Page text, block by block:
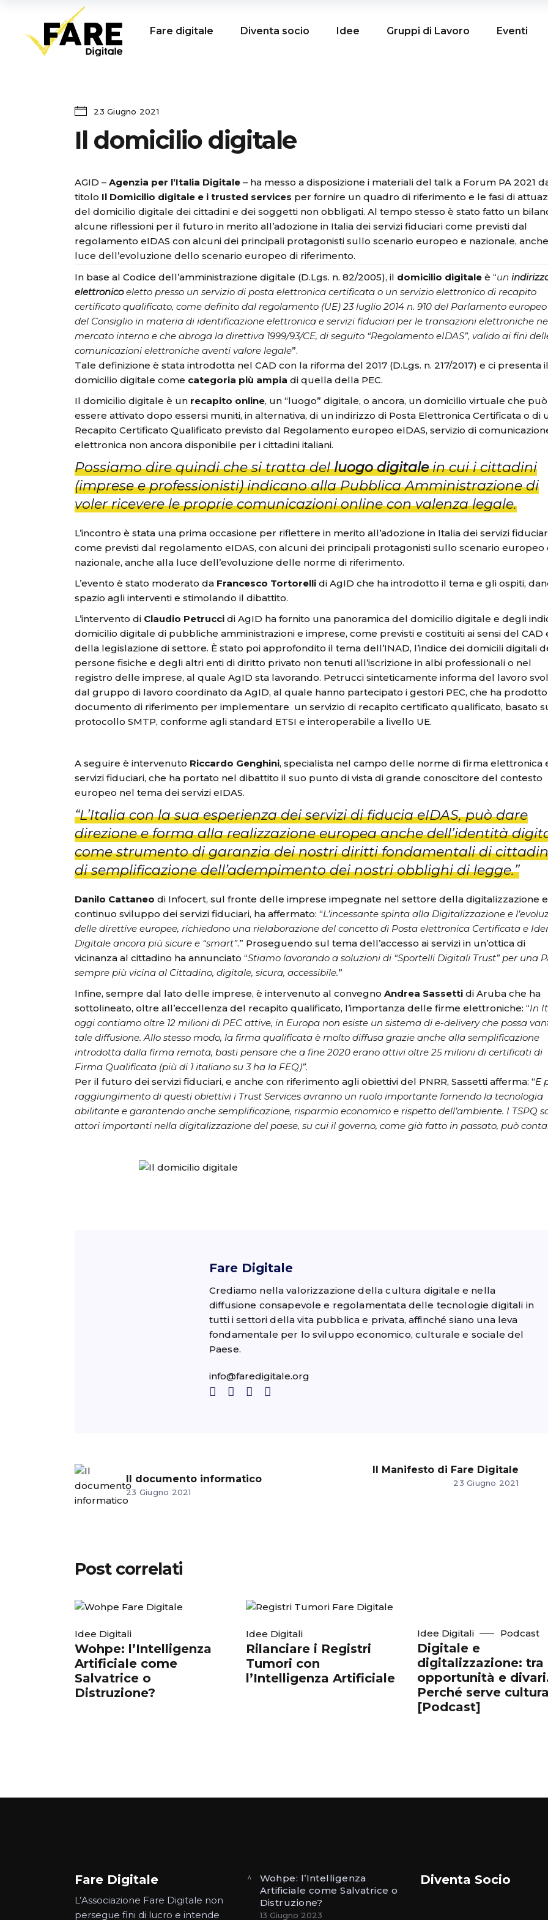
Fare digitale Diventa socio Idee Gruppi di Lavoro Eventi
23 Giugno 2021
Il domicilio digitale
AGID – Agenzia per l’Italia Digitale – ha messo a disposizione i materiali del talk a Forum PA 2021
titolo Il Domicilio digitale e i trusted services per fornire un quadro di riferimento e le fasi di
del domicilio digitale dei cittadini e dei soggetti non obbligati. Al tempo stesso è stato fatto un
alcune riflessioni per il futuro in merito all’adozione in Italia dei servizi fiduciari come previsti dal
regolamento eIDAS con alcuni dei principali protagonisti sullo scenario europeo e nazionale,
luce dell’evoluzione dello scenario europeo di riferimento.
In base al Codice dell’amministrazione digitale (D.Lgs. n. 82/2005), il domicilio digitale è “un
elettronicoeletto presso un servizio di posta elettronica certificata o un servizio elettronico di recapito
certificato qualificato, come definito dal regolamento (UE) 23 luglio 2014 n. 910 del Parlamento
del Consiglio in materia di identificazione elettronica e servizi fiduciari per le transazioni elettroniche
mercato interno e che abroga la direttiva 1999/93/CE, di seguito “Regolamento eIDAS”, valido ai fini
comunicazioni elettroniche aventi valore legale”.
Tale definizione è stata introdotta nel CAD con la riforma del 2017 (D.Lgs. n. 217/2017) e ci presenta il
domicilio digitale come categoria più ampia di quella della PEC.
Il domicilio digitale è un recapito online, un “luogo” digitale, o ancora, un domicilio virtuale che può
essere attivato dopo essersi muniti, in alternativa, di un indirizzo di Posta Elettronica Certificata o di
Recapito Certificato Qualificato previsto dal Regolamento europeo eIDAS, servizio di
elettronica non ancora disponibile per i cittadini italiani.
Possiamo dire quindi che si tratta delluogo digitalein cui i cittadini
(imprese e professionisti) indicano alla Pubblica Amministrazione di
voler ricevere le proprie comunicazioni online con valenza legale.
L’incontro è stata una prima occasione per riflettere in merito all’adozione in Italia dei servizi
come previsti dal regolamento eIDAS, con alcuni dei principali protagonisti sullo scenario europeo
nazionale, anche alla luce dell’evoluzione delle norme di riferimento.
L’evento è stato moderato da Francesco Tortorelli di AgID che ha introdotto il tema e gli ospiti,
spazio agli interventi e stimolando il dibattito.
L’intervento di Claudio Petrucci di AgID ha fornito una panoramica del domicilio digitale e degli
domicilio digitale di pubbliche amministrazioni e imprese, come previsti e costituiti ai sensi del CAD
della legislazione di settore. È stato poi approfondito il tema dell’INAD, l’indice dei domicili digitali
persone fisiche e degli altri enti di diritto privato non tenuti all’iscrizione in albi professionali o nel
registro delle imprese, al quale AgID sta lavorando. Petrucci sinteticamente informa del lavoro
dal gruppo di lavoro coordinato da AgID, al quale hanno partecipato i gestori PEC, che ha
documento di riferimento per implementare un servizio di recapito certificato qualificato, basato
protocollo SMTP, conforme agli standard ETSI e interoperabile a livello UE.
A seguire è intervenuto Riccardo Genghini, specialista nel campo delle norme di firma elettronica
servizi fiduciari, che ha portato nel dibattito il suo punto di vista di grande conoscitore del contesto
europeo nel tema dei servizi eIDAS.
“L’Italia con la sua esperienza dei servizi di fiducia eIDAS, può dare
direzione e forma alla realizzazione europea anche dell’identità
come strumento di garanzia dei nostri diritti fondamentali di
di semplificazione dell’adempimento dei nostri obblighi di legge.”
Danilo Cattaneo di Infocert, sul fronte delle imprese impegnate nel settore della digitalizzazione
continuo sviluppo dei servizi fiduciari, ha affermato: “L’incessante spinta alla Digitalizzazione e
delle direttive europee, richiedono una rielaborazione del concetto di Posta elettronica Certificata e
Digitale ancora più sicure e “smart”.” Proseguendo sul tema dell’accesso ai servizi in un’ottica di
vicinanza al cittadino ha annunciato “Stiamo lavorando a soluzioni di “Sportelli Digitali Trust” per una
sempre più vicina al Cittadino, digitale, sicura, accessibile.”
Infine, sempre dal lato delle imprese, è intervenuto al convegno Andrea Sassetti di Aruba che ha
sottolineato, oltre all’eccellenza del recapito qualificato, l’importanza delle firme elettroniche: “In
oggi contiamo oltre 12 milioni di PEC attive, in Europa non esiste un sistema di e-delivery che possa
tale diffusione. Allo stesso modo, la firma qualificata è molto diffusa grazie anche alla semplificazione
introdotta dalla firma remota, basti pensare che a fine 2020 erano attivi oltre 25 milioni di certificati di
Firma Qualificata (più di 1 italiano su 3 ha la FEQ)”.
Per il futuro dei servizi fiduciari, e anche con riferimento agli obiettivi del PNRR, Sassetti afferma: “E
raggiungimento di questi obiettivi i Trust Services avranno un ruolo importante fornendo la tecnologia
abilitante e garantendo anche semplificazione, risparmio economico e rispetto dell’ambiente. I TSPQ
attori importanti nella digitalizzazione del paese, su cui il governo, come già fatto in passato, può
Fare Digitale
Crediamo nella valorizzazione della cultura digitale e nella
diffusione consapevole e regolamentata delle tecnologie digitali in
tutti i settori della vita pubblica e privata, affinché siano una leva
fondamentale per lo sviluppo economico, culturale e sociale del
Paese.
info@faredigitale.org
Il documento informatico
23 Giugno 2021
Il Manifesto di Fare Digitale
23 Giugno 2021
Post correlati
Idee Digitali
Wohpe: l’Intelligenza
Artificiale come
Salvatrice o
Distruzione?
Idee Digitali
Rilanciare i Registri
Tumori con
l’Intelligenza Artificiale
Idee Digitali Podcast
Digitale e
digitalizzazione: tra
opportunità e
Perché serve cultura
[Podcast]
Fare Digitale
L’Associazione Fare Digitale non
persegue fini di lucro e intende
Wohpe: l’Intelligenza
Artificiale come Salvatrice o
Distruzione?
13 Giugno 2023
Diventa Socio